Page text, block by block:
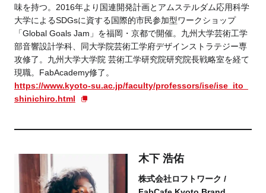
味を持つ。2016年より国連開発計画とアムステルダム応用科学
大学によるSDGsに資する国際的市民参加型ワークショップ
「Global Goals Jam」を福岡・京都で開催。九州大学芸術工学
部音響設計学科、同大学院芸術工学府デザインストラテジー専
攻修了。九州大学大学院 芸術工学研究院研究院長戦略室を経て
現職。FabAcademy修了。
https://www.kyoto-su.ac.jp/faculty/professors/ise/ise_ito_
shinichiro.html
木下 浩佑
株式会社ロフトワーク /